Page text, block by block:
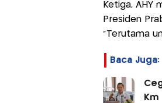
Ketiga,
Presiden
"Terutama
Baca Juga:
Km